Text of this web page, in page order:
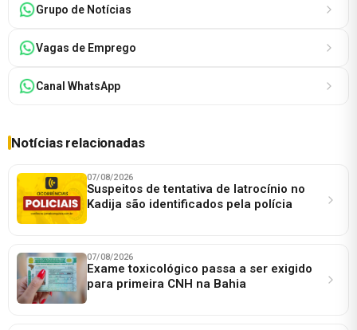
Grupo de Notícias
Vagas de Emprego
Canal WhatsApp
Notícias relacionadas
07/08/2026
Suspeitos de tentativa de latrocínio no
Kadija são identificados pela polícia
07/08/2026
Exame toxicológico passa a ser exigido
para primeira CNH na Bahia